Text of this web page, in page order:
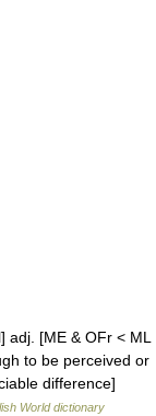
adj. [ME & OFr < ML
to be perceived or
difference]
World dictionary